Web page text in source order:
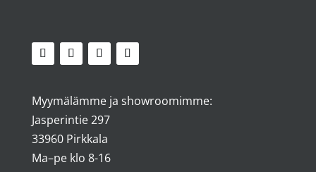
Myymälämme ja showroomimme:
Jasperintie 297
33960 Pirkkala
Ma–pe klo 8-16